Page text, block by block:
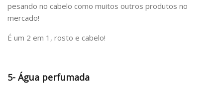
pesando no cabelo como muitos outros produtos no
mercado!
É um 2 em 1, rosto e cabelo!
5- Água perfumada